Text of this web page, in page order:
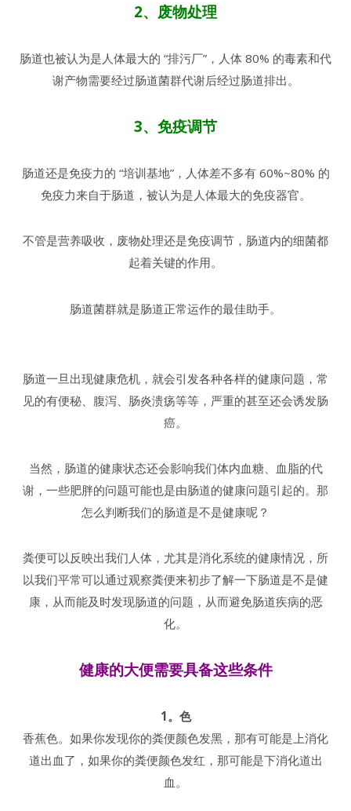
2、废物处理
肠道也被认为是人体最大的 “排污厂”，人体 80% 的毒素和代
谢产物需要经过肠道菌群代谢后经过肠道排出。
3、免疫调节
肠道还是免疫力的 “培训基地”，人体差不多有 60%~80% 的
免疫力来自于肠道，被认为是人体最大的免疫器官。
不管是营养吸收，废物处理还是免疫调节，肠道内的细菌都
起着关键的作用。
肠道菌群就是肠道正常运作的最佳助手。
肠道一旦出现健康危机，就会引发各种各样的健康问题，常
见的有便秘、腹泻、肠炎溃疡等等，严重的甚至还会诱发肠
癌。
当然，肠道的健康状态还会影响我们体内血糖、血脂的代
谢，一些肥胖的问题可能也是由肠道的健康问题引起的。那
怎么判断我们的肠道是不是健康呢？
粪便可以反映出我们人体，尤其是消化系统的健康情况，所
以我们平常可以通过观察粪便来初步了解一下肠道是不是健
康，从而能及时发现肠道的问题，从而避免肠道疾病的恶
化。
健康的大便需要具备这些条件
1。色
香蕉色。如果你发现你的粪便颜色发黑，那有可能是上消化
道出血了，如果你的粪便颜色发红，那可能是下消化道出
血。